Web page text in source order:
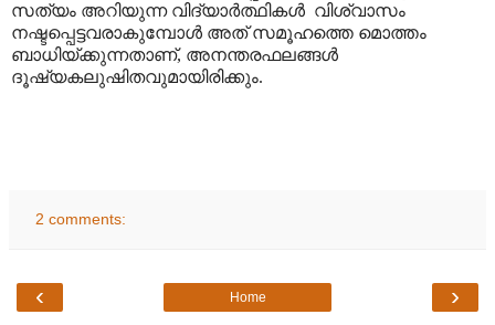
സത്യം അറിയുന്ന വിദ്യാർത്ഥികൾ വിശ്വാസം
നഷ്ടപ്പെട്ടവരാകുമ്പോൾ അത് സമൂഹത്തെ മൊത്തം
ബാധിയ്ക്കുന്നതാണ്, അനന്തരഫലങ്ങൾ
ദൂഷ്യകലുഷിതവുമായിരിക്കും.
2 comments:
‹ ›
Home